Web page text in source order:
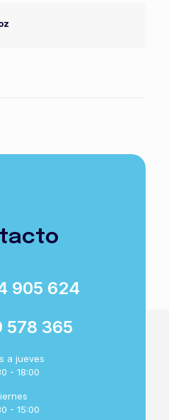
905 624
578 365
a jueves
- 18:00
- 15:00